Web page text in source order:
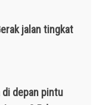
jalan tingkat
di depan pintu